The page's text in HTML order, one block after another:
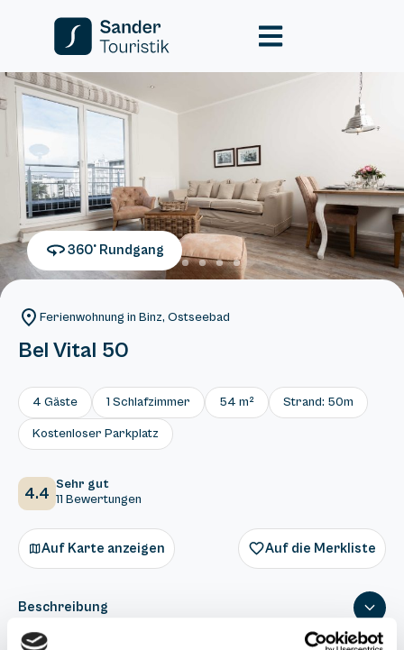
360° Rundgang
Ferienwohnung in Binz, Ostseebad
Bel Vital 50
4 Gäste 1 Schlafzimmer 54 m² Strand: 50m
Kostenloser Parkplatz
4.4 Sehr gut
11 Bewertungen
Auf Karte anzeigen Auf die Merkliste
Beschreibung